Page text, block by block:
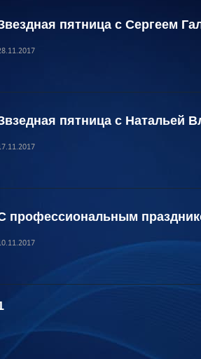
пятница с Сергеем
пятница с Натальей
профессиональным